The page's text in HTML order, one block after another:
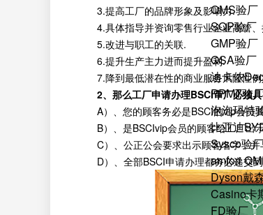
QMS验厂
SQP验厂
GMP验厂
QSA验厂
迪卡侬
PPMT验
泡泡玛特
比亚迪
Sysco验厂
amfori
Dyson戴
Casino卡
FD验厂
3.提高工厂的品牌形象及影响力.
4.具体指导并资询零售行业企业高管、
5.改进与职工的关联.
6.提升生产主力进而提升盈利.
7.降到最低潜在性的商业服务风险性例
2、那么工厂申请办理BSCI审厂必须
A）、您的顾客务必是BSCI的vip会员其
B）、是BSCIvip会员的顾客给工厂出示
C）、公正公会要求出示顾客名字，并
D）、全部BSCI申请办理都务必递交到